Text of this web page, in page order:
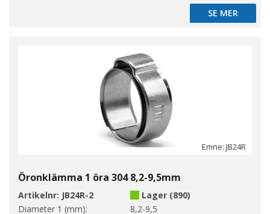
SE MER
SE MER
Emne: JB24R
Öronklämma 1 öra 304 8,2-9,5mm
Artikelnr: JB24R-2
Lager (890)
Diameter 1 (mm):
8,2-9,5